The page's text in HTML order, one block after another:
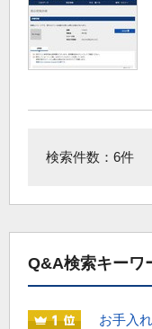
検索件数：6件
Q&A検索キーワ
お手入れ